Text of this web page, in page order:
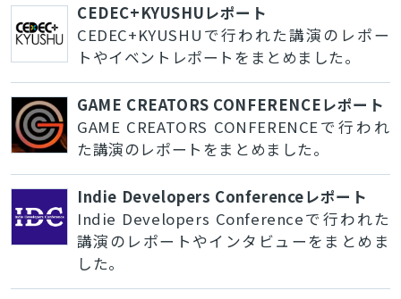
CEDEC+KYUSHUレポート
CEDEC+KYUSHUで行われた講演のレポー
トやイベントレポートをまとめました。
GAME CREATORS CONFERENCEレポート
GAME CREATORS CONFERENCEで行われ
た講演のレポートをまとめました。
Indie Developers Conferenceレポート
Indie Developers Conferenceで行われた
講演のレポートやインタビューをまとめま
した。